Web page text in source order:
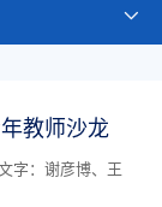
教师沙龙
字：谢彦博、王